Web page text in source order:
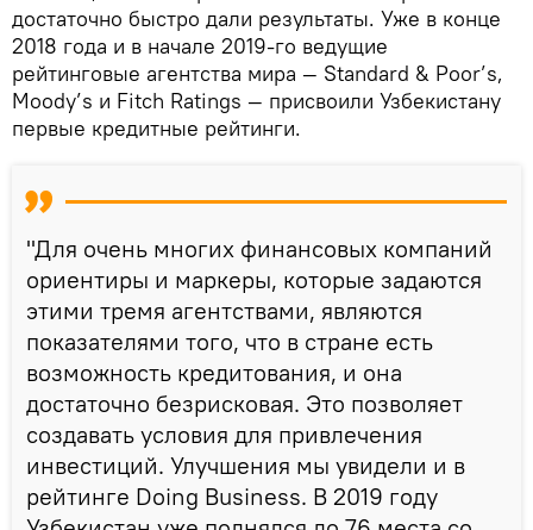
достаточно быстро дали результаты. Уже в конце
2018 года и в начале 2019-го ведущие
рейтинговые агентства мира — Standard & Poor’s,
Moody’s и Fitch Ratings — присвоили Узбекистану
первые кредитные рейтинги.
"Для очень многих финансовых компаний
ориентиры и маркеры, которые задаются
этими тремя агентствами, являются
показателями того, что в стране есть
возможность кредитования, и она
достаточно безрисковая. Это позволяет
создавать условия для привлечения
инвестиций. Улучшения мы увидели и в
рейтинге Doing Business. В 2019 году